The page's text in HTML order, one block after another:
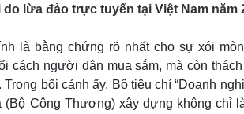
eSports
Đời sống
Nhà đẹp
Blog
Tình yêu - Gia đình
Văn hóa
Sân khấu -
Văn học
Âm nhạc
lừa đảo trực tuyến tại Việt Nam năm
là bằng chứng rõ nhất cho sự xói
cách người dân mua sắm, mà còn
bối cảnh ấy, Bộ tiêu chí “Doanh
(Bộ Công Thương) xây dựng không chỉ